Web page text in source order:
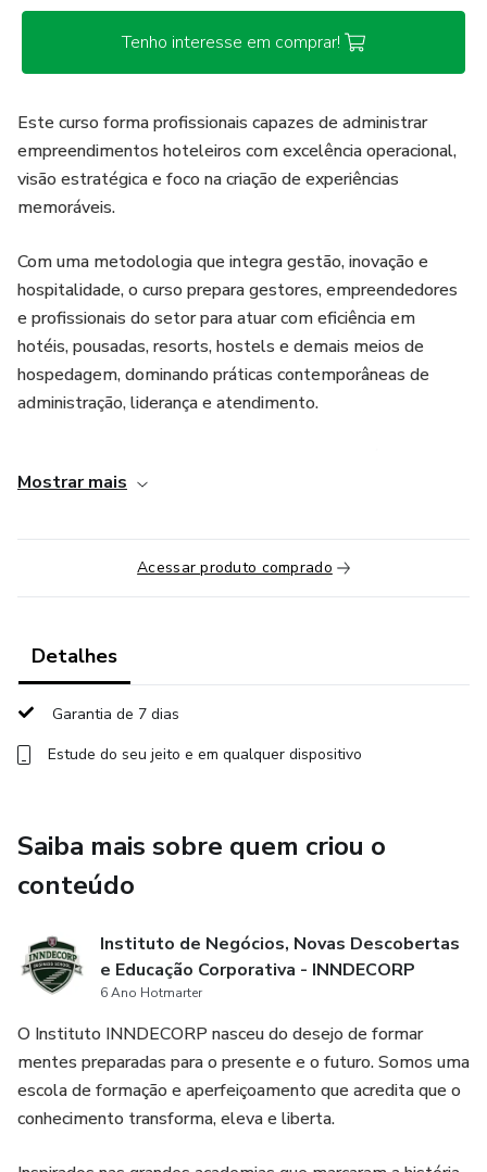
Tenho interesse em comprar!
Este curso forma profissionais capazes de administrar
empreendimentos hoteleiros com excelência operacional,
visão estratégica e foco na criação de experiências
memoráveis.
Com uma metodologia que integra gestão, inovação e
hospitalidade, o curso prepara gestores, empreendedores
e profissionais do setor para atuar com eficiência em
hotéis, pousadas, resorts, hostels e demais meios de
hospedagem, dominando práticas contemporâneas de
administração, liderança e atendimento.
e supervisionar operações hoteleiras, gerir recursos
comportamento do novo perfil de viajante. A proposta é
promover uma formação executiva que une racionalidade
gerencial e sensibilidade humana, fundamentos essenciais
- Compreenda princípios administrativos, estrutura
organizacional e indicadores de desempenho que
conforto ao hóspede.
controle de custos e rentabilidade, aplicando ferramentas
para garantir estabilidade e crescimento.
fortalecem a personalização e a fidelização do cliente.
- Explore estratégias de posicionamento, canais digitais e
parcerias comerciais, aprendendo a competir em um
Mostrar mais
Acessar produto comprado
Detalhes
Garantia de 7 dias
Estude do seu jeito e em qualquer dispositivo
Saiba mais sobre quem criou o
conteúdo
Instituto de Negócios, Novas Descobertas
e Educação Corporativa - INNDECORP
6 Ano Hotmarter
O Instituto INNDECORP nasceu do desejo de formar
mentes preparadas para o presente e o futuro. Somos uma
escola de formação e aperfeiçoamento que acredita que o
conhecimento transforma, eleva e liberta.